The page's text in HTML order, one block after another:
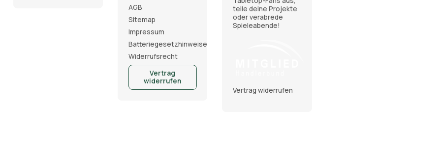
AGB
Sitemap
Impressum
Batteriegesetzhinweise
Widerrufsrecht
Vertrag
widerrufen
Vertrag widerrufen